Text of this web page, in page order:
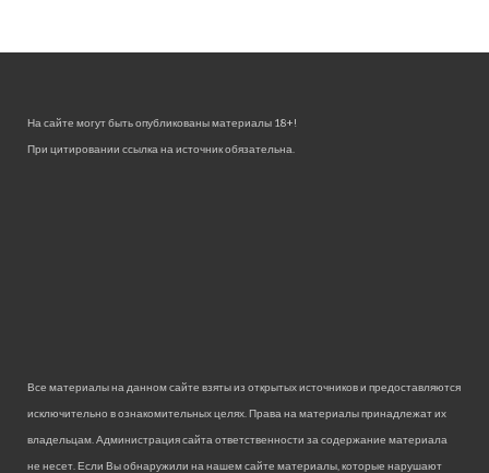
На сайте могут быть опубликованы материалы 18+!
При цитировании ссылка на источник обязательна.
Все материалы на данном сайте взяты из открытых источников и предоставляются
исключительно в ознакомительных целях. Права на материалы принадлежат их
владельцам. Администрация сайта ответственности за содержание материала
не несет. Если Вы обнаружили на нашем сайте материалы, которые нарушают